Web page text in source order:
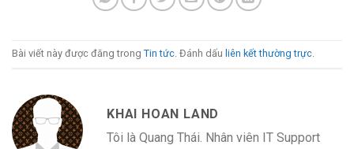
Bài viết này được đăng trong Tin tức. Đánh dấu liên kết thường trực.
KHAI HOAN LAND
Tôi là Quang Thái. Nhân viên IT Support